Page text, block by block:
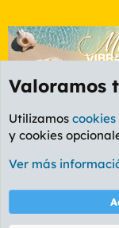
Etiquetas
Cookies
PL
Valoramos
Utilizamos cookies
y cookies
Ver más